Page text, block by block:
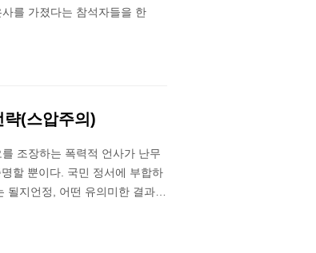
를 가졌다는 참석자들을 한
(스압주의)
조장하는 폭력적 언사가 난무
할 뿐이다. 국민 정서에 부합하
될지언정, 어떤 유의미한 결과…